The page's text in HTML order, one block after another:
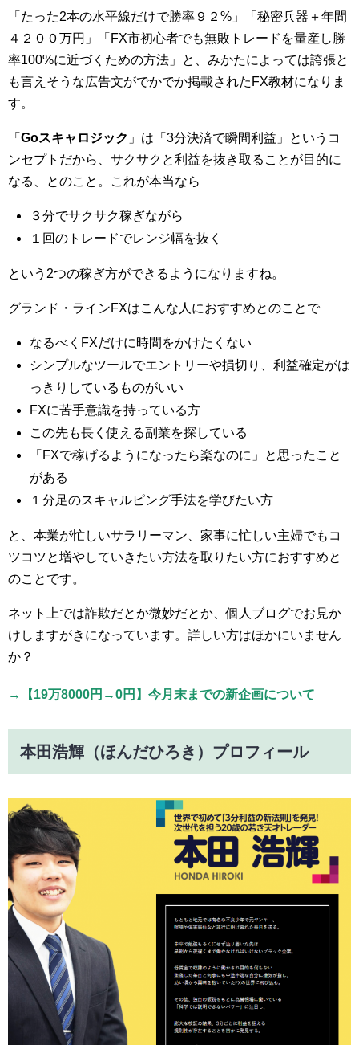
「たった2本の水平線だけで勝率９２%」「秘密兵器＋年間
４２００万円」「FX市初心者でも無敗トレードを量産し勝
率100%に近づくための方法」と、みかたによっては誇張と
も言えそうな広告文がでかでか掲載されたFX教材になりま
す。
「 Goスキャロジック 」は「3分決済で瞬間利益」というコ
ンセプトだから、サクサクと利益を抜き取ることが目的に
なる、とのこと。これが本当なら
３分でサクサク稼ぎながら
１回のトレードでレンジ幅を抜く
という2つの稼ぎ方ができるようになりますね。
グランド・ラインFXはこんな人におすすめとのことで
なるべくFXだけに時間をかけたくない
シンプルなツールでエントリーや損切り、利益確定がは
っきりしているものがいい
FXに苦手意識を持っている方
この先も長く使える副業を探している
「FXで稼げるようになったら楽なのに」と思ったこと
がある
１分足のスキャルピング手法を学びたい方
と、本業が忙しいサラリーマン、家事に忙しい主婦でもコ
ツコツと増やしていきたい方法を取りたい方におすすめと
のことです。
ネット上では詐欺だとか微妙だとか、個人ブログでお見か
けしますがきになっています。詳しい方はほかにいません
か？
→【19万8000円→0円】今月末までの新企画について
本田浩輝（ほんだひろき）プロフィール